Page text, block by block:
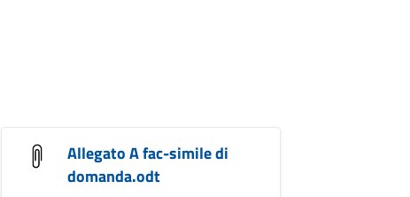
Allegato A fac-simile di
domanda.odt